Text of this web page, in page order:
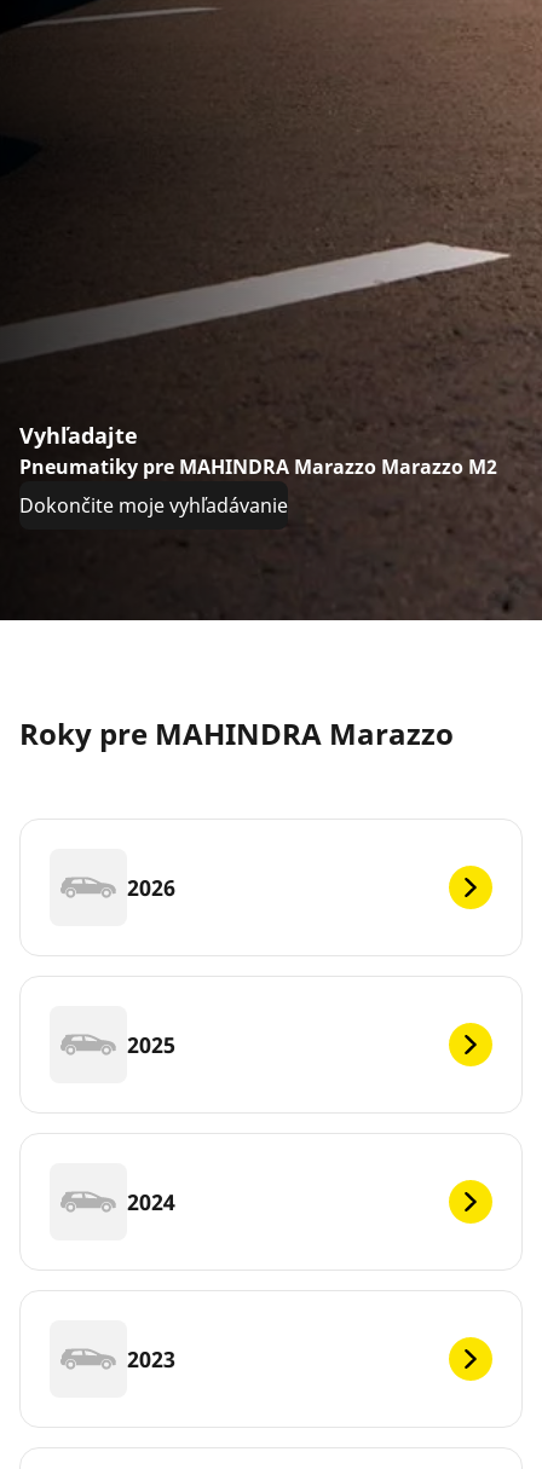
Vyhľadajte
Pneumatiky pre MAHINDRA Marazzo Marazzo M2
Dokončite moje vyhľadávanie
Roky pre MAHINDRA Marazzo
2026
2025
2024
2023